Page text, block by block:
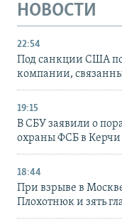
НОВОСТИ
22:54
Под санкции США
компании,
19:15
В СБУ заявили о
охраны ФСБ в Керчи
18:44
При взрыве в
Плохотнюк и зять